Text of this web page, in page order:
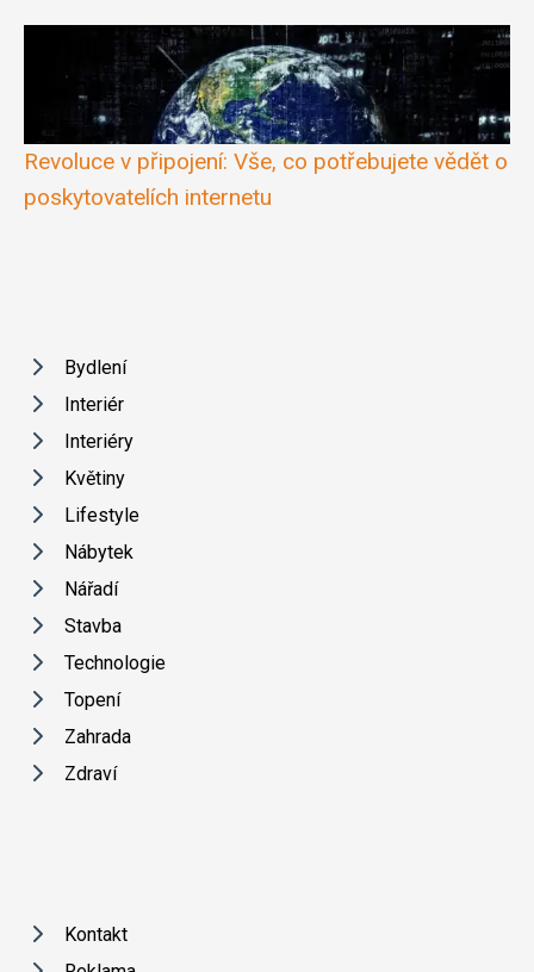
Revoluce v připojení: Vše, co potřebujete vědět o
poskytovatelích internetu
Bydlení
Interiér
Interiéry
Květiny
Lifestyle
Nábytek
Nářadí
Stavba
Technologie
Topení
Zahrada
Zdraví
Kontakt